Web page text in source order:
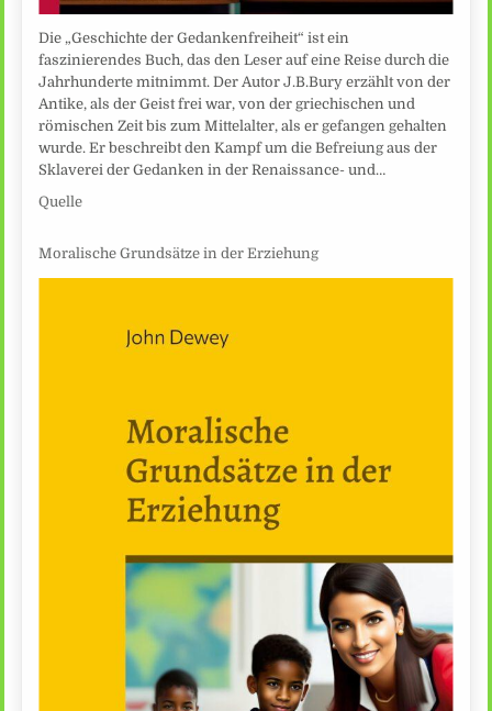
Die „Geschichte der Gedankenfreiheit“ ist ein
faszinierendes Buch, das den Leser auf eine Reise durch die
Jahrhunderte mitnimmt. Der Autor J.B.Bury erzählt von der
Antike, als der Geist frei war, von der griechischen und
römischen Zeit bis zum Mittelalter, als er gefangen gehalten
wurde. Er beschreibt den Kampf um die Befreiung aus der
Sklaverei der Gedanken in der Renaissance- und…
Quelle
Moralische Grundsätze in der Erziehung